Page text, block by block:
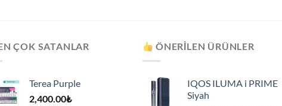
ÇOK SATANLAR
Terea Purple
2,400.00₺
ÖNERILEN ÜRÜNLER
IQOS ILUMA i PRIME
Siyah